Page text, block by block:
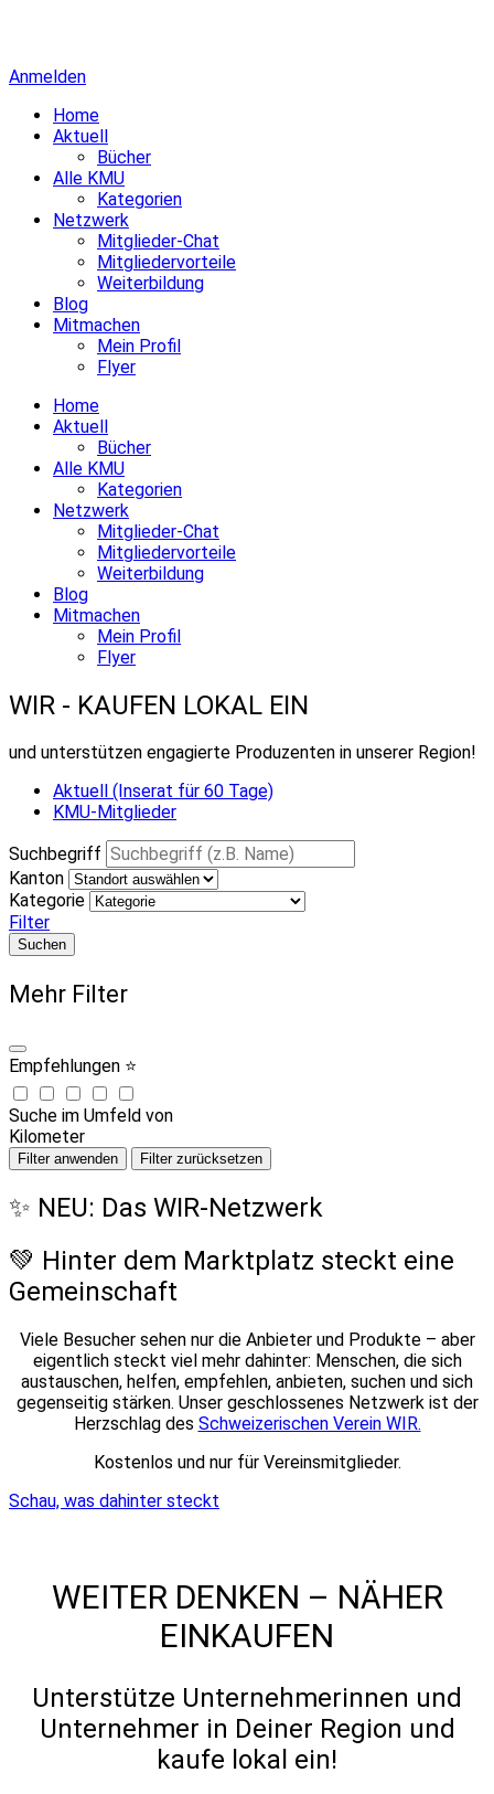
Anmelden
Home
Aktuell
Bücher
Alle KMU
Kategorien
Netzwerk
Mitglieder-Chat
Mitgliedervorteile
Weiterbildung
Blog
Mitmachen
Mein Profil
Flyer
Home
Aktuell
Bücher
Alle KMU
Kategorien
Netzwerk
Mitglieder-Chat
Mitgliedervorteile
Weiterbildung
Blog
Mitmachen
Mein Profil
Flyer
WIR - KAUFEN LOKAL EIN
und unterstützen engagierte Produzenten in unserer Region!
Aktuell (Inserat für 60 Tage)
KMU-Mitglieder
Suchbegriff
Kanton
Kategorie
Filter
Suchen
Mehr Filter
Empfehlungen ⭐
Suche im Umfeld von
Kilometer
Filter anwenden Filter zurücksetzen
✨ NEU: Das WIR-Netzwerk
💚 Hinter dem Marktplatz steckt eine
Gemeinschaft
Viele Besucher sehen nur die Anbieter und Produkte – aber
eigentlich steckt viel mehr dahinter: Menschen, die sich
austauschen, helfen, empfehlen, anbieten, suchen und sich
gegenseitig stärken. Unser geschlossenes Netzwerk ist der
Herzschlag des Schweizerischen Verein WIR.
Kostenlos und nur für Vereinsmitglieder.
Schau, was dahinter steckt
WEITER DENKEN – NÄHER
EINKAUFEN
Unterstütze Unternehmerinnen und
Unternehmer in Deiner Region und
kaufe lokal ein!